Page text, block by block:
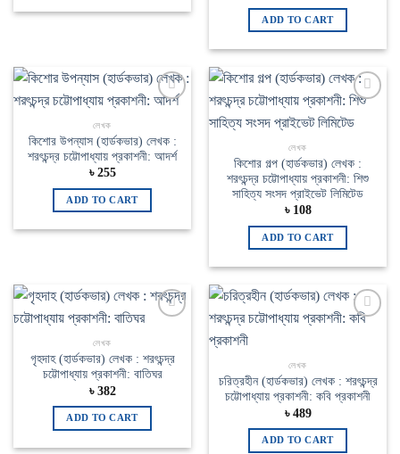
was:
৳ 1,300.
is:
ADD TO CART
লেখক
কিশোর উপন্যাস (হার্ডকভার) লেখক :
শরৎচন্দ্র চট্টোপাধ্যায় প্রকাশনী: আদর্শ
৳ 255
ADD TO CART
wishlist
লেখক
কিশোর গল্প (হার্ডকভার) লেখক :
শরৎচন্দ্র চট্টোপাধ্যায় প্রকাশনী: শিশু
সাহিত্য সংসদ প্রাইভেট লিমিটেড
৳ 108
ADD TO CART
লেখক
গৃহদাহ (হার্ডকভার) লেখক : শরৎচন্দ্র
চট্টোপাধ্যায় প্রকাশনী: বাতিঘর
৳ 382
ADD TO CART
লেখক
চরিত্রহীন (হার্ডকভার) লেখক : শরৎচন্দ্র
চট্টোপাধ্যায় প্রকাশনী: কবি প্রকাশনী
৳ 489
ADD TO CART